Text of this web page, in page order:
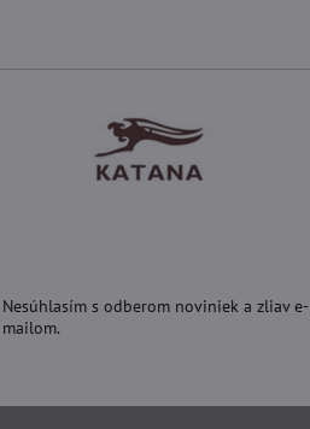
Nesúhlasím s odberom noviniek a zliav e-
mailom.